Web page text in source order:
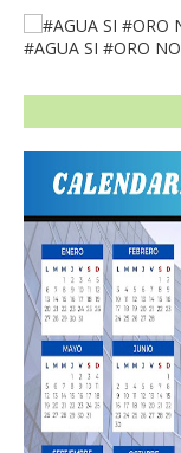
#AGUA SI #ORO NO